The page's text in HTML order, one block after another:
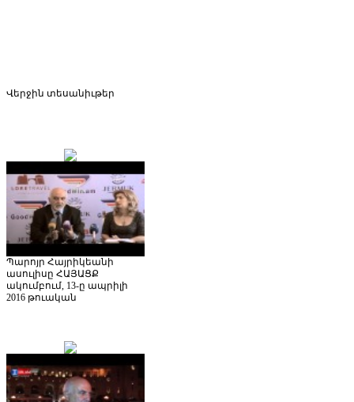
Վերջին տեսանիւթեր
Պարոյր Հայրիկեանի
ասուլիսը ՀԱՅԱՑՔ
ակումբում, 13-ը ապրիլի
2016 թուական